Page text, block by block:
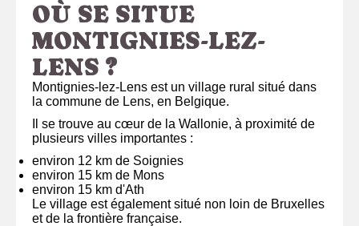
OÙ SE SITUE
MONTIGNIES-LEZ-
LENS ?
Montignies-lez-Lens est un village rural situé dans
la commune de Lens, en Belgique.
Il se trouve au cœur de la Wallonie, à proximité de
plusieurs villes importantes :
environ 12 km de Soignies
environ 15 km de Mons
environ 15 km d'Ath
Le village est également situé non loin de Bruxelles
et de la frontière française.